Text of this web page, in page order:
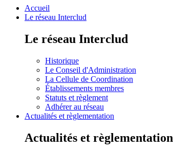
Accueil
Le réseau Interclud
Le réseau Interclud
Historique
Le Conseil d'Administration
La Cellule de Coordination
Établissements membres
Statuts et règlement
Adhérer au réseau
Actualités et règlementation
Actualités et règlementation